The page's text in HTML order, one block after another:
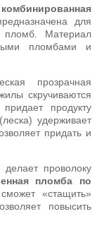
для
пломб. Материал
пломбами и
прозрачная
скручиваются
продукту
удерживает
придать и
делает проволоку
пломба по
«стащить»
повысить